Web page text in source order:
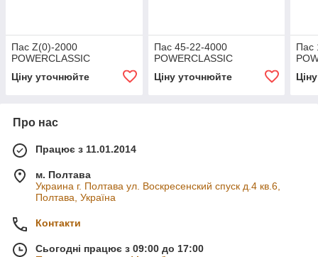
Пас Z(0)-2000
POWERCLASSIC
Ціну уточнюйте
Пас 45-22-4000
POWERCLASSIC
Ціну уточнюйте
Пас
Про нас
Працює з 11.01.2014
м. Полтава
Украина г. Полтава ул. Воскресенский спуск д.4 кв.6,
Полтава, Україна
Контакти
Сьогодні працює з 09:00 до 17:00